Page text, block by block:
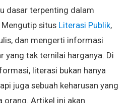
dasar terpenting dalam
situs Literasi Publik,
dan mengerti informasi
yang tak ternilai harganya. Di
literasi bukan hanya
juga sebuah keharusan yang
orang. Artikel ini akan